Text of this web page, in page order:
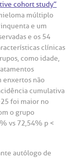
cohort study”
múltiplo
e um
e os 54
clínicas
como idade,
enxertos não
cumulativa
foi maior no
o grupo
vs 72,54% p <
autólogo de